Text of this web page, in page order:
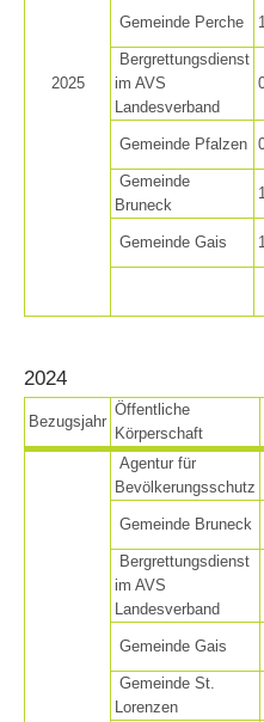
Centres de secours
2025
Gemeinde Perche
Bergrettungsdienst
im AVS
Landesverband
Gemeinde Pfalzen
Gemeinde
Bruneck
Gemeinde Gais
2024
Bezugsjahr
Öffentliche
Körperschaft
Agentur für
Bevölkerungsschutz
Gemeinde Bruneck
Bergrettungsdienst
im AVS
Landesverband
Gemeinde Gais
Gemeinde St.
Lorenzen